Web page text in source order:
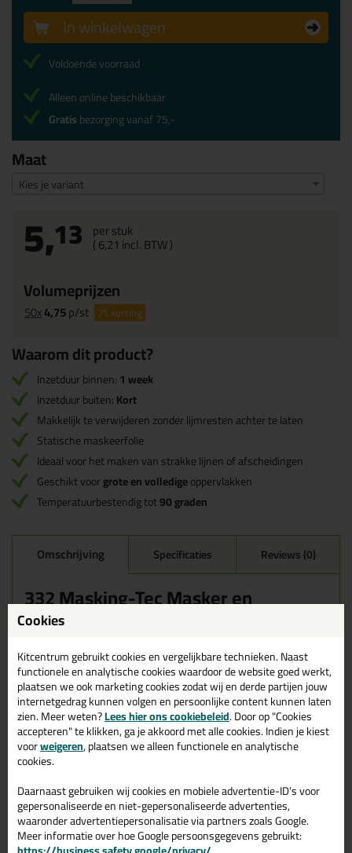
Maat
Kies je variant
5,13 per stuk
(6,21 incl. BTW )
Volumeprijzen
50x4,75p/st 7%korting
In winkelwagen
Voldoende voorraad
Alleen online beschikbaar
Gratisbezorging vanaf 75,-
Waarom dit product?
Inzetduur binnen:1 week
Inzetduur buiten:Kort
Makkelijk te verwijderen zonder lijmresten achter te laten
Statische maskeerfolie
Ideaal voor het maken van strakke lijnen of afscheidingen
Geschikt voorgrote en volledigeoppervlakken
Temperatuurbestendig tot90 graden
Omschrijving Specificaties Reviews (0)
332 Masking-Tec Masker en
Dispenser set
in combinatie met statisch geladen, opgevouwen folie. Door de
statisch geladen, opgevouwen folie kun je hem makkelijk
uitrekken en zorgt het ervoor dat het plastic blijft plakken aan de
ondergrond en daardoor op zijn plek blijft zitten. Deze is
verkrijgbaar in verschillende afmetingen. Laat geen lijmresten
achter.
Wanneer gebruik je de 332 Masking-Tec Masker en Dispenser
set
Deze afdekfolie met masking tape is geschikt voor het snel en
eenvoudig afplakken van grote, volledige oppervlakken. Ideaal
voor het snel afdekken en maskeren van bijvoorbeeld: wanden,
vensters, meubels. De afdekfolie met masking tape is ideaal voor
het creëren van strakke lijnen of afscheidingen. De afdekfolie
Cookies
Kitcentrum gebruikt cookies en vergelijkbare technieken. Naast
functionele en analytische cookies waardoor de website goed werkt,
plaatsen we ook marketing cookies zodat wij en derde partijen jouw
internetgedrag kunnen volgen en persoonlijke content kunnen laten
zien. Meer weten?Lees hier ons cookiebeleid. Door op "Cookies
accepteren" te klikken, ga je akkoord met alle cookies. Indien je kiest
voorweigeren, plaatsen we alleen functionele en analytische
cookies.
Daarnaast gebruiken wij cookies en mobiele advertentie-ID’s voor
gepersonaliseerde en niet-gepersonaliseerde advertenties,
waaronder advertentiepersonalisatie via partners zoals Google.
Meer informatie over hoe Google persoonsgegevens gebruikt: